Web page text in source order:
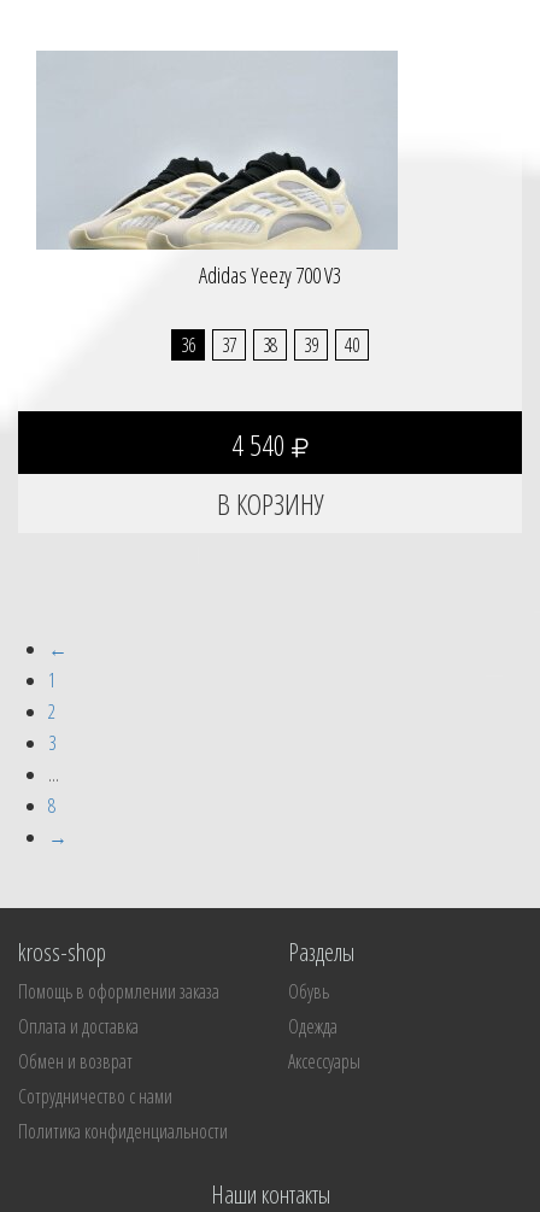
Adidas Yeezy 700 V3
36 37 38 39 40
4 540
←
1
2
3
...
8
→
kross-shop
Помощь в оформлении заказа
Оплата и доставка
Обмен и возврат
Сотрудничество с нами
Политика конфиденциальности
Разделы
Обувь
Одежда
Аксессуары
Наши контакты